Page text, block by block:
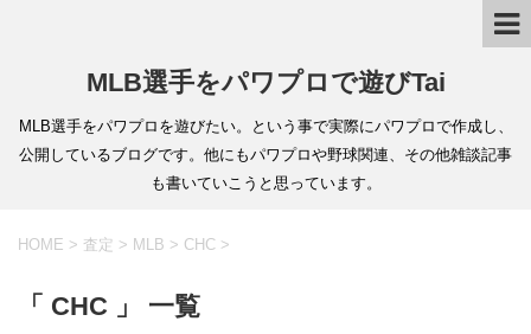
MLB選手をパワプロで遊びTai
MLB選手をパワプロを遊びたい。という事で実際にパワプロで作成し、
公開しているブログです。他にもパワプロや野球関連、その他雑談記事
も書いていこうと思っています。
HOME > 査定 > MLB > CHC >
「 CHC 」 一覧